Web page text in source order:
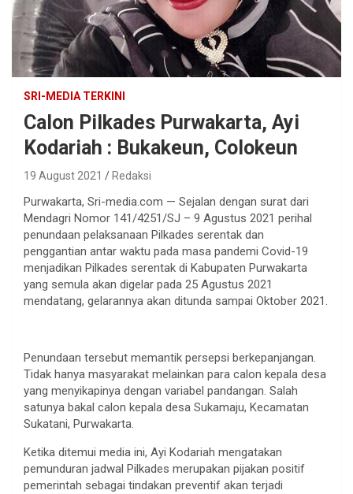
SRI-MEDIA TERKINI
Calon Pilkades Purwakarta, Ayi
Kodariah : Bukakeun, Colokeun
19 August 2021 Redaksi
Purwakarta, Sri-media.com — Sejalan dengan surat dari
Mendagri Nomor 141/4251/SJ – 9 Agustus 2021 perihal
penundaan pelaksanaan Pilkades serentak dan
penggantian antar waktu pada masa pandemi Covid-19
menjadikan Pilkades serentak di Kabupaten Purwakarta
yang semula akan digelar pada 25 Agustus 2021
mendatang, gelarannya akan ditunda sampai Oktober 2021.
Penundaan tersebut memantik persepsi berkepanjangan.
Tidak hanya masyarakat melainkan para calon kepala desa
yang menyikapinya dengan variabel pandangan. Salah
satunya bakal calon kepala desa Sukamaju, Kecamatan
Sukatani, Purwakarta.
Ketika ditemui media ini, Ayi Kodariah mengatakan
pemunduran jadwal Pilkades merupakan pijakan positif
pemerintah sebagai tindakan preventif akan terjadi